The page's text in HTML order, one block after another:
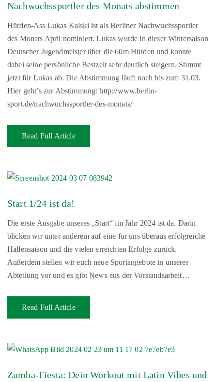
Nachwuchssportler des Monats abstimmen
Hürden-Ass Lukas Kalski ist als Berliner Nachwuchssportler
des Monats April nominiert. Lukas wurde in dieser Wintersaison
Deutscher Jugendmeister über die 60m Hürden und konnte
dabei seine persönliche Bestzeit sehr deutlich steigern. Stimmt
jetzt für Lukas ab. Die Abstimmung läuft noch bis zum 31.03.
Hier geht’s zur Abstimmung: http://www.berlin-
sport.de/nachwuchssportler-des-monats/
Read Full Article
Start 1/24 ist da!
Die erste Ausgabe unseres „Start“ im Jahr 2024 ist da. Darin
blicken wir unter anderem auf eine für uns überaus erfolgreiche
Hallensaison und die vielen erreichten Erfolge zurück.
Außerdem stellen wir euch neue Sportangebote in unserer
Abteilung vor und es gibt News aus der Vorstandsarbeit…
Read Full Article
Zumba-Fiesta: Dein Workout mit Latin Vibes und